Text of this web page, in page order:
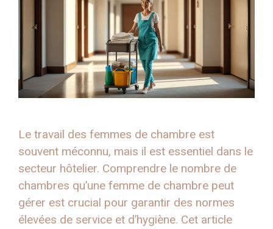
Le travail des femmes de chambre est
souvent méconnu, mais il est essentiel dans le
secteur hôtelier. Comprendre le nombre de
chambres qu’une femme de chambre peut
gérer est crucial pour garantir des normes
élevées de service et d’hygiène. Cet article